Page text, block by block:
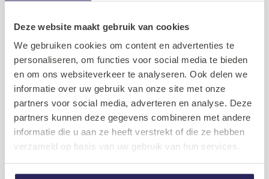
Deze website maakt gebruik van cookies
We gebruiken cookies om content en advertenties te
personaliseren, om functies voor social media te bieden
en om ons websiteverkeer te analyseren. Ook delen we
informatie over uw gebruik van onze site met onze
partners voor social media, adverteren en analyse. Deze
partners kunnen deze gegevens combineren met andere
informatie die u aan ze heeft verstrekt of die ze hebben
verzameld op basis van uw gebruik van hun services.
arbeidsmarkt